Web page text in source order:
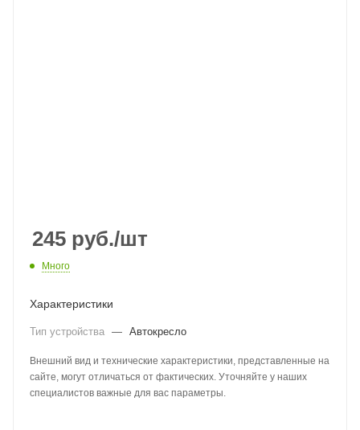
245 руб./шт
Много
Характеристики
Тип устройства — Автокресло
Внешний вид и технические характеристики, представленные на
сайте, могут отличаться от фактических. Уточняйте у наших
специалистов важные для вас параметры.